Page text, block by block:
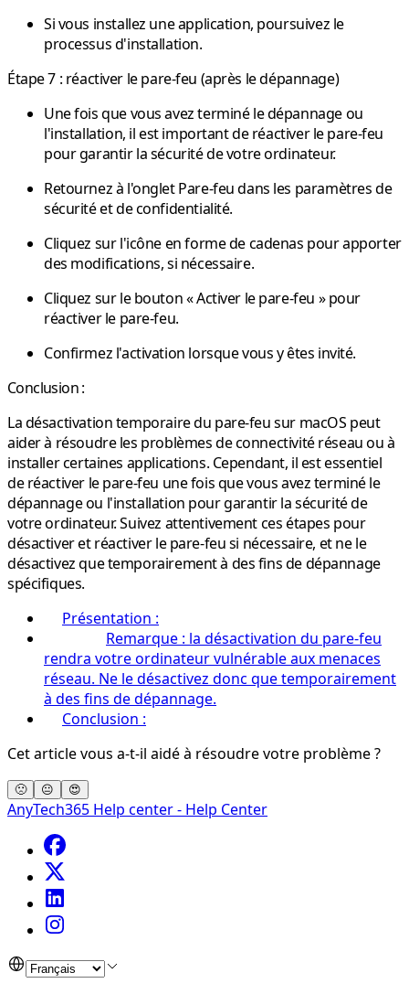
Si vous installez une application, poursuivez le
processus d'installation.
Étape 7 : réactiver le pare-feu (après le dépannage)
Une fois que vous avez terminé le dépannage ou
l'installation, il est important de réactiver le pare-feu
pour garantir la sécurité de votre ordinateur.
Retournez à l'onglet Pare-feu dans les paramètres de
sécurité et de confidentialité.
Cliquez sur l'icône en forme de cadenas pour apporter
des modifications, si nécessaire.
Cliquez sur le bouton « Activer le pare-feu » pour
réactiver le pare-feu.
Confirmez l'activation lorsque vous y êtes invité.
Conclusion :
La désactivation temporaire du pare-feu sur macOS peut
aider à résoudre les problèmes de connectivité réseau ou à
installer certaines applications. Cependant, il est essentiel
de réactiver le pare-feu une fois que vous avez terminé le
dépannage ou l'installation pour garantir la sécurité de
votre ordinateur. Suivez attentivement ces étapes pour
désactiver et réactiver le pare-feu si nécessaire, et ne le
désactivez que temporairement à des fins de dépannage
spécifiques.
Présentation :
Remarque : la désactivation du pare-feu
rendra votre ordinateur vulnérable aux menaces
réseau. Ne le désactivez donc que temporairement
à des fins de dépannage.
Conclusion :
Cet article vous a-t-il aidé à résoudre votre problème ?
🙁 😐 😍
AnyTech365 Help center - Help Center